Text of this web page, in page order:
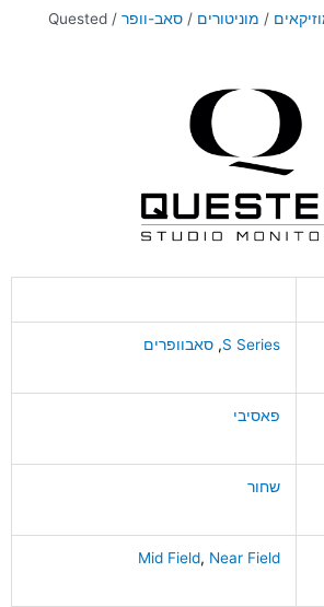
/ מוניטורים / סאב-וופר
/ Quested
S Series
, סאבוופרים
פאסיבי
שחור
Mid Field, Near Field